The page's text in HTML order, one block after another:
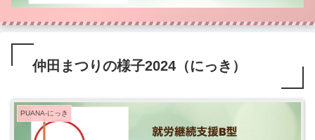
仲田まつりの様子2024（にっき）
PUANA-にっき